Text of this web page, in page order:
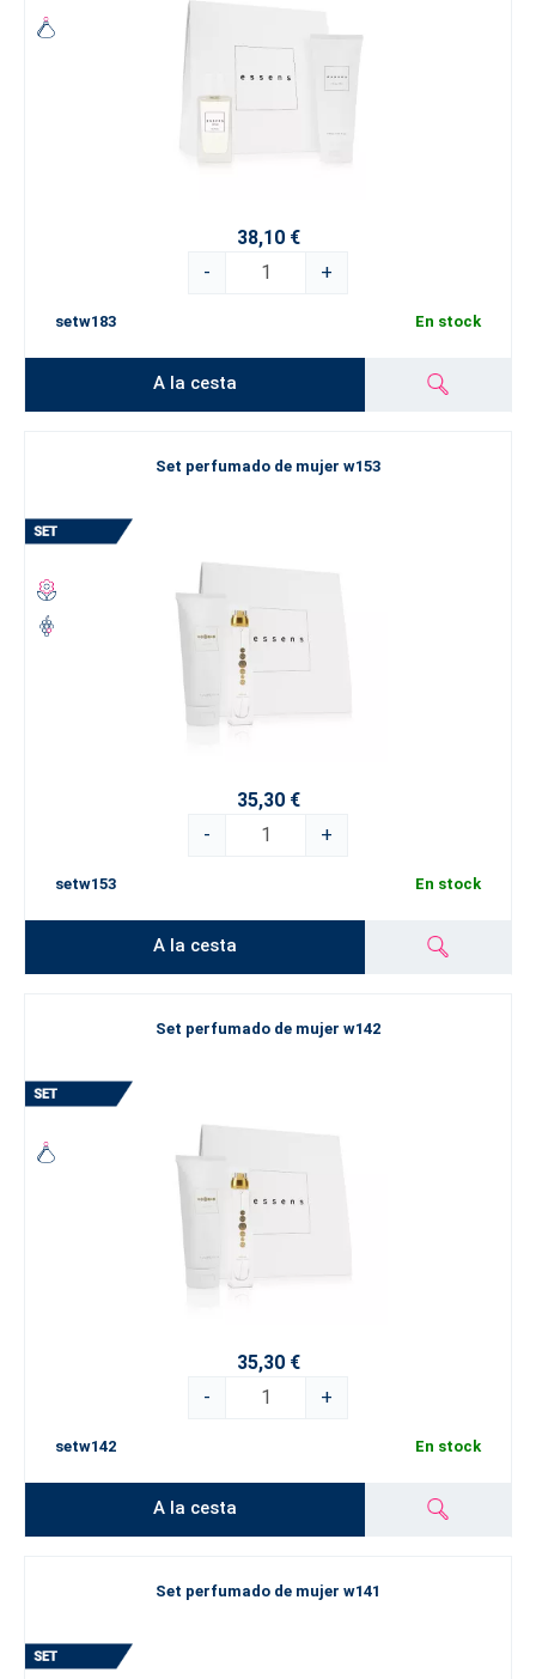
38,10 €
-
+
setw183 En stock
A la cesta
Set perfumado de mujer w153
35,30 €
-
+
setw153 En stock
A la cesta
Set perfumado de mujer w142
35,30 €
-
+
setw142 En stock
A la cesta
Set perfumado de mujer w141